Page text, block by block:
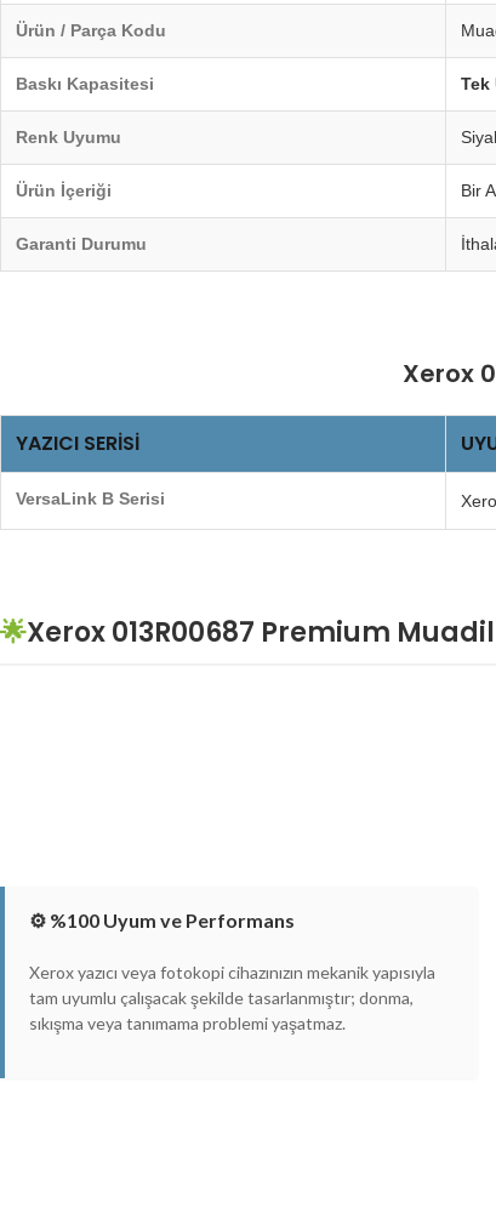
Ürün / Parça Kodu
Baskı Kapasitesi Tek
Renk Uyumu
Ürün İçeriği Bir
Garanti Durumu
Xerox
YAZICI SERISI
VersaLink B Serisi
🌟Xerox 013R00687 Premium
⚙️ %100 Uyum ve Performans
Xerox yazıcı veya fotokopi cihazınızın mekanik yapısıyla
tam uyumlu çalışacak şekilde tasarlanmıştır; donma,
sıkışma veya tanımama problemi yaşatmaz.